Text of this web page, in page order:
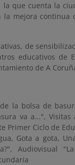
que cuenta la
la mejora
de
educativos de
de A
la bolsa de
va a...",
Primer Ciclo de
Gota a gota,
Audiovisual